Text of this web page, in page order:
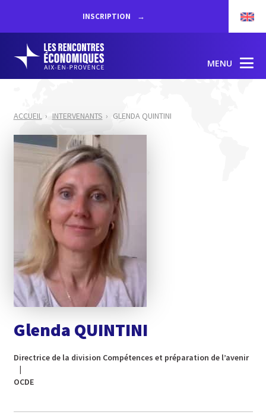
INSCRIPTION
MENU
ACCUEIL INTERVENANTS GLENDA QUINTINI
Glenda QUINTINI
Directrice de la division Compétences et préparation de l’avenir
OCDE